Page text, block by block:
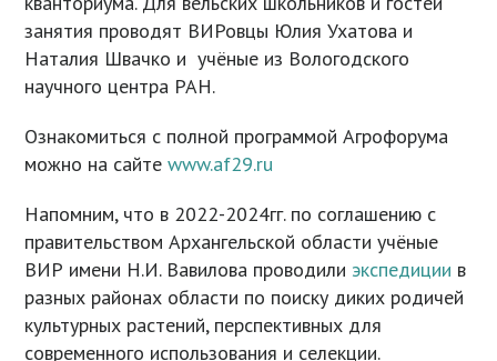
занятия проводят ВИРовцы Юлия Ухатова и
Наталия Швачко и учёные из Вологодского
научного центра РАН.
Ознакомиться с полной программой Агрофорума
можно на сайтеwww.af29.ru
Напомним, что в 2022-2024гг. по соглашению с
правительством Архангельской области учёные
ВИР имени Н.И. Вавилова проводили экспедиции в
разных районах области по поиску диких родичей
культурных растений, перспективных для
современного использования и селекции.